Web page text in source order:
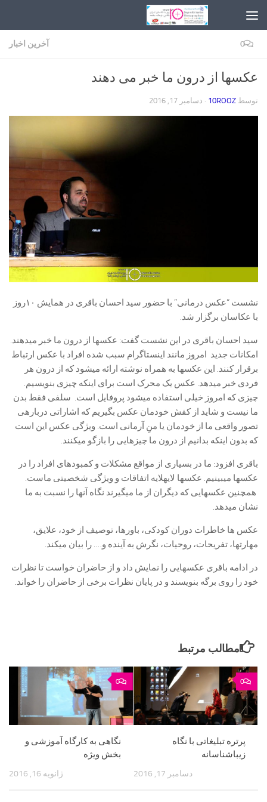
آخرین اخبار 0
عکسها از درون ما خبر می دهند
توسط 10ROOZ
· دسامبر 17, 2016
نشست “عکس درمانی” با حضور سید احسان باقری در همایش ۱۰روز
با عکاسان برگزار شد.
سید احسان باقری در این نشست گفت: عکسها از درون ما خبر میدهند.
امکانات جدید امروز مانند اینستاگرام سبب شده افراد با عکس ارتباط
برقرار کنند. این عکسها به همراه نوشته ارائه میشود که از درون هر
فردی خبر میدهد. عکس یک محرک است برای اینکه چیزی بنویسیم.
چیزی که امروز خیلی استفاده میشود پروفایل است. سلفی فقط بدن
ما نیست و شاید از کفش خودمان عکس بگیریم که اشاراتی دربارهی
تصور واقعی ما از خودمان یا منِ آرمانی است. ویژگی عکس این است
که بدون اینکه بدانیم از درون ما چیزهایی را بازگو میکنند.
باقری افزود: ما در بسیاری از مواقع مشکلات و کمبودهای افراد را در
عکسها میبینیم. عکسها لایهلایه اتفاقات و ویژگی شخصیتی ماست.
همچنین عکسهایی که دیگران از ما میگیرند نگاه آنها را نسبت به ما
نشان میدهد.
عکس ها خاطرات دوران کودکی، باورها، توصیف از خود، علایق،
مهارتها، تفریحات، روحیات، نگرش به آینده و…. را بیان میکند.
در ادامه باقری عکسهایی را نمایش داد و از حاضران خواست تا نظرات
خود را روی برگه بنویسند و در پایان نظرات برخی از حاضران را خواند.
مطالب مرتبط
0
نگاهی به کارگاه آموزشی و
بخش ویژه
ژانویه 16, 2016
0
پرتره تبلیغاتی با نگاه
زیباشناسانه
دسامبر 17, 2016